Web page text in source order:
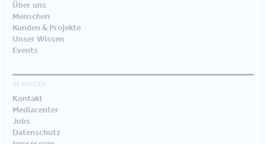
Über uns
Menschen
Kunden & Projekte
Unser Wissen
Events
SERVICES
Kontakt
Mediacenter
Jobs
Datenschutz